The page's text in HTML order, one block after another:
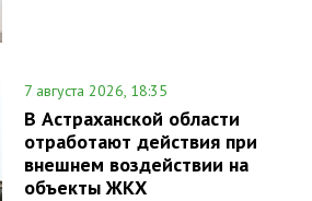
7 августа 2026, 18:35
В Астраханской области
отработают действия при
внешнем воздействии на
объекты ЖКХ